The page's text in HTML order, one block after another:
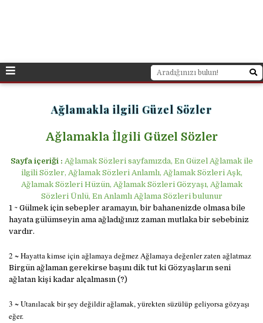
Ağlamakla ilgili Güzel Sözler
Ağlamakla İlgili Güzel Sözler
Sayfa içeriği : Ağlamak Sözleri sayfamızda, En Güzel Ağlamak ile
ilgili Sözler, Ağlamak Sözleri Anlamlı, Ağlamak Sözleri Aşk,
Ağlamak Sözleri Hüzün, Ağlamak Sözleri Gözyaşı, Ağlamak
Sözleri Ünlü, En Anlamlı Ağlama Sözleri bulunur
1 ~ Gülmek için sebepler aramayın, bir bahanenizde olmasa bile
hayata gülümseyin ama ağladığınız zaman mutlaka bir sebebiniz
vardır.
2 ~ Hayatta kimse için ağlamaya değmez Ağlamaya değenler zaten ağlatmaz
Birgün ağlaman gerekirse başını dik tut ki Gözyaşların seni
ağlatan kişi kadar alçalmasın (?)
3 ~ Utanılacak bir şey değildir ağlamak, yürekten süzülüp geliyorsa gözyaşı
eğer.